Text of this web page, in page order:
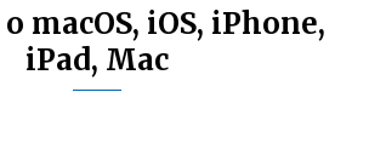
macOS, iOS, iPhone,
iPad, Mac